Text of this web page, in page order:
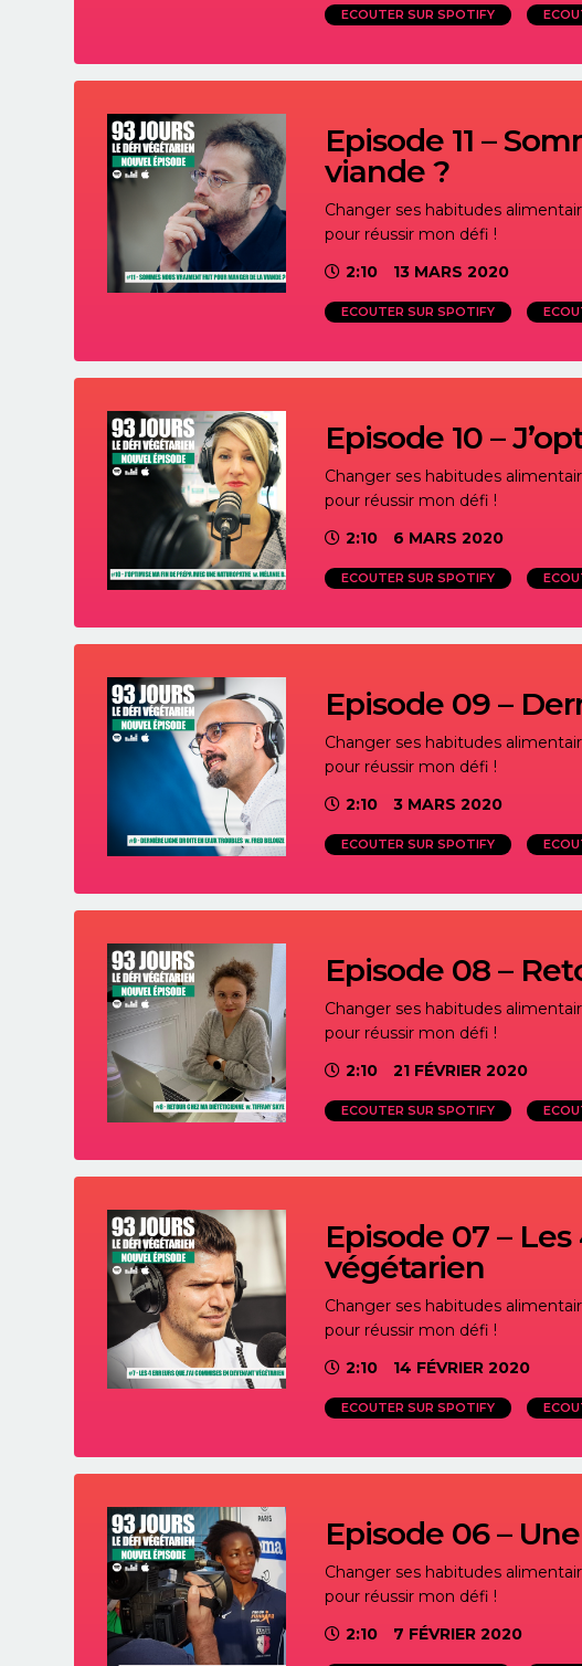
ECOUTER SUR SPOTIFY
Episode 11 –
viande ?
Changer ses habitudes
pour réussir mon défi !
2:10
13 MARS 2020
ECOUTER SUR SPOTIFY
Episode 10 –
Changer ses habitudes
pour réussir mon défi !
2:10
6 MARS 2020
ECOUTER SUR SPOTIFY
Episode 09 –
Changer ses habitudes
pour réussir mon défi !
2:10
3 MARS 2020
ECOUTER SUR SPOTIFY
Episode 08 –
Changer ses habitudes
pour réussir mon défi !
2:10
21 FÉVRIER 2020
ECOUTER SUR SPOTIFY
Episode 07 –
végétarien
Changer ses habitudes
pour réussir mon défi !
2:10
14 FÉVRIER 2020
ECOUTER SUR SPOTIFY
Episode 06 –
Changer ses habitudes
pour réussir mon défi !
2:10
7 FÉVRIER 2020